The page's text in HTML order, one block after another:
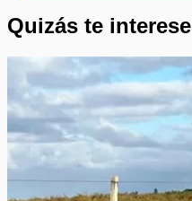
Quizás te interese